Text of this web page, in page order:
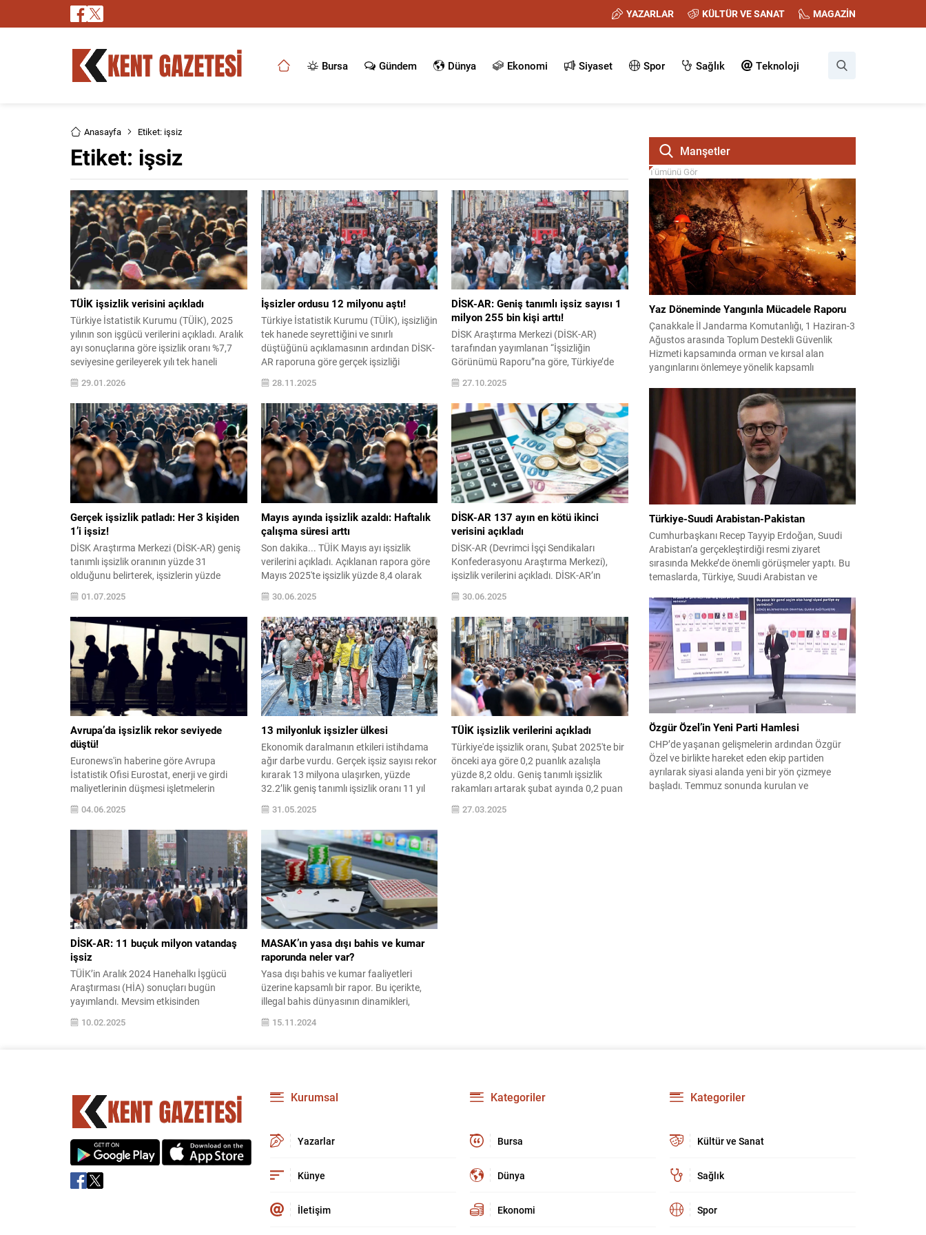
YAZARLAR KÜLTÜR VE SANAT MAGAZİN
Bursa Gündem Dünya Ekonomi Siyaset Spor Sağlık Teknoloji
Anasayfa Etiket: işsiz
Etiket: işsiz
TÜİK işsizlik verisini açıkladı
Türkiye İstatistik Kurumu (TÜİK), 2025
yılının son işgücü verilerini açıkladı. Aralık
ayı sonuçlarına göre işsizlik oranı %7,7
seviyesine gerileyerek yılı tek haneli
rakamlarla kapattı. ARALIK 2025 İŞGÜCÜ
KARNESİ Aralık ayında temel
göstergelerdeki ...
29.01.2026
İşsizler ordusu 12 milyonu aştı!
Türkiye İstatistik Kurumu (TÜİK), işsizliğin
tek hanede seyrettiğini ve sınırlı
düştüğünü açıklamasının ardından DİSK-
AR raporuna göre gerçek işsizliği
yansıtan geniş tanımlı işsiz sayısı 12
milyonu aşarak rekor kırdı. TÜİK
tarafından yayımlanan Ekim ...
28.11.2025
DİSK-AR: Geniş tanımlı işsiz sayısı 1
milyon 255 bin kişi arttı!
DİSK Araştırma Merkezi (DİSK-AR)
tarafından yayımlanan “İşsizliğin
Görünümü Raporu”na göre, Türkiye’de
işsizlikte dar ve geniş tanımlı uçurum
büyüyor. Türkiye İstatistik Kurumu (TÜİK)
verilerine göre Eylül 2025'te işgücü
piyasasında dar tanımlı ...
27.10.2025
Gerçek işsizlik patladı: Her 3 kişiden
1’i işsiz!
DİSK Araştırma Merkezi (DİSK-AR) geniş
tanımlı işsizlik oranının yüzde 31
olduğunu belirterek, işsizlerin yüzde
faydalanamadığına dikkat çekti. DİSK-AR
son bir senede işsiz sayısının 2,5 milyon
arttığını belirtti.
01.07.2025
Mayıs ayında işsizlik azaldı: Haftalık
çalışma süresi arttı
Son dakika... TÜİK Mayıs ayı işsizlik
verilerini açıkladı. Açıklanan rapora göre
Mayıs 2025'te işsizlik yüzde 8,4 olarak
önceki aya göre 0,6 saat artarak 42,7
saat oldu.
30.06.2025
DİSK-AR 137 ayın en kötü ikinci
verisini açıkladı
DİSK-AR (Devrimci İşçi Sendikaları
Konfederasyonu Araştırma Merkezi),
işsizlik verilerini açıkladı. DİSK-AR’ın
tanımlı işsiz sayısı 12 milyon 600 bin kişi
olarak hesaplandı. Bu rakam, dar tanımlı
işsizliğin ...
30.06.2025
Avrupa’da işsizlik rekor seviyede
düştü!
Euronews'in haberine göre Avrupa
İstatistik Ofisi Eurostat, enerji ve girdi
maliyetlerinin düşmesi işletmelerin
üzerindeki baskıyı hafiflettiğini bildirdi. Bu
durum, hem işten çıkarmaların önüne
geçti hem de yeni istihdam alanlarının
oluşmasına katkı ...
04.06.2025
13 milyonluk işsizler ülkesi
Ekonomik daralmanın etkileri istihdama
ağır darbe vurdu. Gerçek işsiz sayısı rekor
kırarak 13 milyona ulaşırken, yüzde
32.2’lik geniş tanımlı işsizlik oranı 11 yıl
sonra zirveye çıkmış oldu.
31.05.2025
TÜİK işsizlik verilerini açıkladı
Türkiye'de işsizlik oranı, Şubat 2025'te bir
önceki aya göre 0,2 puanlık azalışla
yüzde 8,2 oldu. Geniş tanımlı işsizlik
rakamları artarak şubat ayında 0,2 puan
artarak yüzde 28,4 seviyesine çıktı.
27.03.2025
DİSK-AR: 11 buçuk milyon vatandaş
işsiz
TÜİK’in Aralık 2024 Hanehalkı İşgücü
Araştırması (HİA) sonuçları bugün
yayımlandı. Mevsim etkisinden
arındırılmış dar tanımlı işsizlik oranı yüzde
8,5 mevsim etkisinden arındırılmış geniş
10.02.2025
MASAK’ın yasa dışı bahis ve kumar
raporunda neler var?
Yasa dışı bahis ve kumar faaliyetleri
üzerine kapsamlı bir rapor. Bu içerikte,
illegal bahis dünyasının dinamikleri,
etkileri ve toplum üzerindeki sonuçları
detaylı bir şekilde ele alınıyor.
15.11.2024
Manşetler
Tümünü Gör
Yaz Döneminde Yangınla Mücadele Raporu
Çanakkale İl Jandarma Komutanlığı, 1 Haziran-3
Ağustos arasında Toplum Destekli Güvenlik
Hizmeti kapsamında orman ve kırsal alan
yangınlarını önlemeye yönelik kapsamlı
görev yapan 178 tim ve 742 personel, sahada
aktif olarak halkı bilinçlendirdi ve denetim
faaliyetleri gerçekleştirdi. Faaliyetler esnasında
bin 315 biçerdöver ve balya...
Türkiye-Suudi Arabistan-Pakistan
Cumhurbaşkanı Recep Tayyip Erdoğan, Suudi
Arabistan’a gerçekleştirdiği resmi ziyaret
sırasında Mekke’de önemli görüşmeler yaptı. Bu
temaslarda, Türkiye, Suudi Arabistan ve
birliği çerçevesi oluşturuldu. Ziyaretin en somut
çıktısı, üç ülkenin imza attığı Mekke Ortak
Savunma Anlaşması oldu. Anlaşma; ortak
güvenlik yaklaşımıyla bölgesel barış, istikrar...
Özgür Özel’in Yeni Parti Hamlesi
CHP’de yaşanan gelişmelerin ardından Özgür
Özel ve birlikte hareket eden ekip partiden
ayrılarak siyasi alanda yeni bir yön çizmeye
başladı. Temmuz sonunda kurulan ve
Kurumsal
Yazarlar
Künye
İletişim
Kategoriler
Bursa
Dünya
Ekonomi
Kategoriler
Kültür ve Sanat
Sağlık
Spor